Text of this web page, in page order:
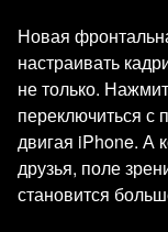
Новая
настраивать
не только.
переключиться с
двигая iPhone. А
друзья, поле
становится